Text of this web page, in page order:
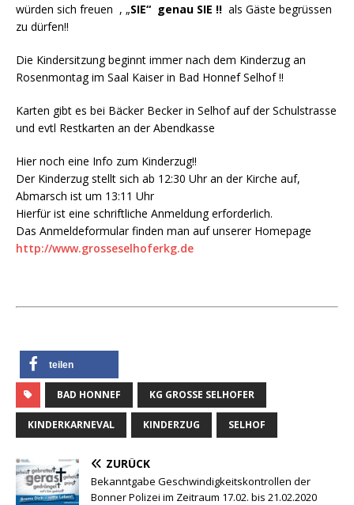
würden sich freuen , „SIE“ genau SIE !! als Gäste begrüssen
zu dürfen!!
Die Kindersitzung beginnt immer nach dem Kinderzug an
Rosenmontag im Saal Kaiser in Bad Honnef Selhof !!
Karten gibt es bei Bäcker Becker in Selhof auf der Schulstrasse
und evtl Restkarten an der Abendkasse
Hier noch eine Info zum Kinderzug!!
Der Kinderzug stellt sich ab 12:30 Uhr an der Kirche auf,
Abmarsch ist um 13:11 Uhr
Hierfür ist eine schriftliche Anmeldung erforderlich.
Das Anmeldeformular finden man auf unserer Homepage
http://www.grosseselhoferkg.de
teilen
BAD HONNEF KG GROSSE SELHOFER
KINDERKARNEVAL KINDERZUG SELHOF
ZURÜCK
Bekanntgabe Geschwindigkeitskontrollen der
Bonner Polizei im Zeitraum 17.02. bis 21.02.2020